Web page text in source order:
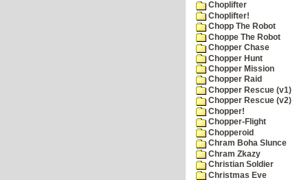
Choplifter
Choplifter!
Chopp The Robot
Choppe The Robot
Chopper Chase
Chopper Hunt
Chopper Mission
Chopper Raid
Chopper Rescue (v1)
Chopper Rescue (v2)
Chopper!
Chopper-Flight
Chopperoid
Chram Boha Slunce
Chram Zkazy
Christian Soldier
Christmas Eve